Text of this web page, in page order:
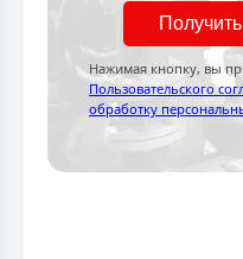
Нажимая кнопку, вы
Пользовательского
обработку